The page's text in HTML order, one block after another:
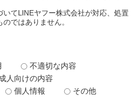
てLINEヤフー株式会社が対応、処置
ではありません。
不適切な内容
成人向けの内容
個人情報 その他